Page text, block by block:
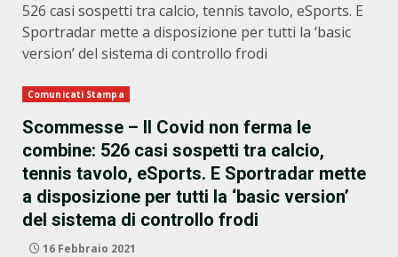
526 casi sospetti tra calcio, tennis tavolo, eSports. E
Sportradar mette a disposizione per tutti la ‘basic
version’ del sistema di controllo frodi
Comunicati Stampa
Scommesse – Il Covid non ferma le
combine: 526 casi sospetti tra calcio,
tennis tavolo, eSports. E Sportradar mette
a disposizione per tutti la ‘basic version’
del sistema di controllo frodi
16 Febbraio 2021